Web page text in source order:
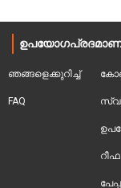
ഉപയോഗപ്രദമാണ്
ഞങ്ങളെക്കുറിച്ച്
FAQ